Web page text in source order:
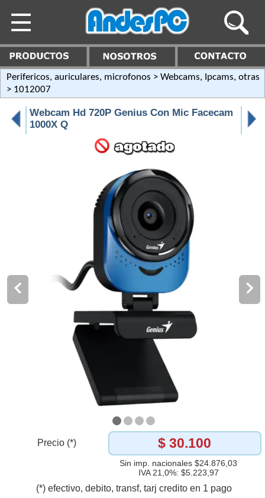
Perifericos, auriculares, microfonos > Webcams, Ipcams, otras
> 1012007
Webcam Hd 720P Genius Con Mic Facecam
1000X Q
Precio (*) $ 30.100
Sin imp. nacionales $24.876,03
IVA 21,0%: $5.223,97
(*) efectivo, debito, transf, tarj credito en 1 pago